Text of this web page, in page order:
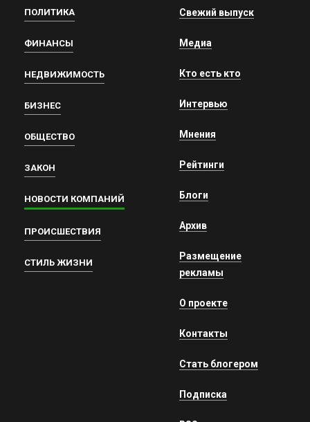
ПОЛИТИКА
ФИНАНСЫ
НЕДВИЖИМОСТЬ
БИЗНЕС
ОБЩЕСТВО
ЗАКОН
НОВОСТИ КОМПАНИЙ
ПРОИСШЕСТВИЯ
СТИЛЬ ЖИЗНИ
Свежий выпуск
Медиа
Кто есть кто
Интервью
Мнения
Рейтинги
Блоги
Архив
Размещение
рекламы
О проекте
Контакты
Стать блогером
Подписка